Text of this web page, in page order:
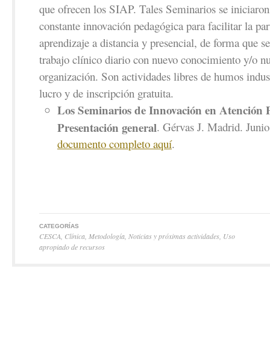
que ofrecen los SIAP. Tales Seminarios se
constante innovación pedagógica para facilitar la
aprendizaje a distancia y presencial, de forma que
trabajo clínico diario con nuevo conocimiento y/o
organización. Son actividades libres de humos
lucro y de inscripción gratuita.
Los Seminarios de Innovación en Atención
Presentación general. Gérvas J. Madrid.
documento completo aquí.
CATEGORÍAS
CESCA Clínica Metodología Noticias y próximas actividades Uso
apropiado de recursos